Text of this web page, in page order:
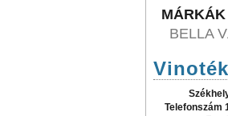
MÁRKÁK
BELLA
Telefonszám